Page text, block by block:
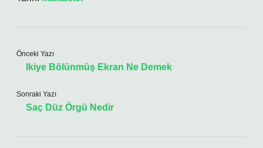
Önceki Yazı
Ikiye Bölünmüş Ekran Ne Demek
Sonraki Yazı
Saç Düz Örgü Nedir